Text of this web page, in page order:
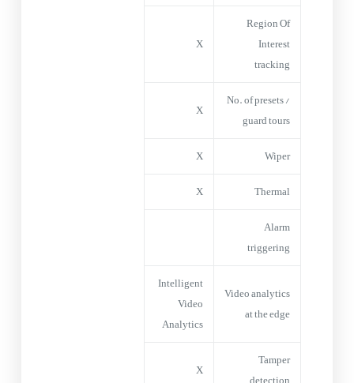
Region Of
Interest
tracking
X
No. of presets /
guard tours
X
Wiper
X
Thermal
X
Alarm
triggering
Video analytics
at the edge
Intelligent
Video
Analytics
Tamper
X